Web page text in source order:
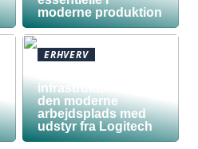
moderne produktion
ERHVERV
infrastruktur bag
den moderne
arbejdsplads med
udstyr fra Logitech